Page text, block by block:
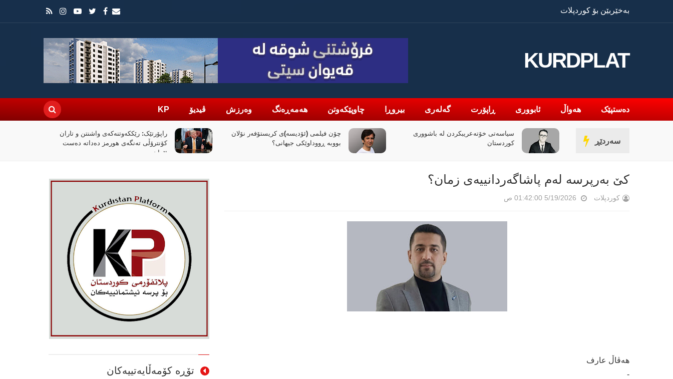
بەخێربێن بۆ کوردپلات
KURDPLAT
دەستپێک هەواڵ ئابووری ڕاپۆرت گەلەری بیروڕا چاوپێکەوتن هەمەڕەنگ وەرزش ڤیدیۆ KP
سەردێڕ
سیاسەتی خۆتەعریبکردن لە باشووری
کوردستان
چۆن فیلمی (ئۆدیسە)ی کریستۆفەر نۆلان
بووبە ڕووداوێکی جیهانی؟
راپۆرتێک: رێککەوتنەکەی واشنتن و تاران
کۆنترۆڵی تەنگەی هورمز دەداتە دەست
ئێران
کێ بەرپرسە لەم پاشاگەردانییەی زمان؟
کوردپلات 5/19/2026 01:42:00 ص
هەڤاڵ عارف
-
تۆڕە کۆمەڵایەتییەکان